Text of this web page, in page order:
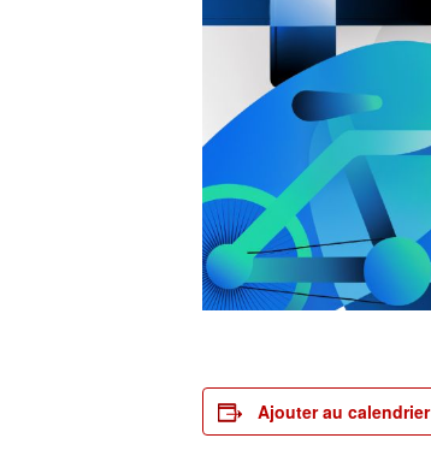
Ajouter au calendrier